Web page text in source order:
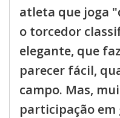
atleta que joga
o torcedor
elegante, que
parecer fácil,
campo. Mas,
participação em